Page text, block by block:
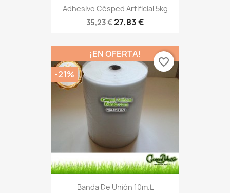
Adhesivo Césped Artificial 5kg
35,23 €27,83 €
Banda De Unión 10m.l
¡EN OFERTA!
-21%
favorite_border